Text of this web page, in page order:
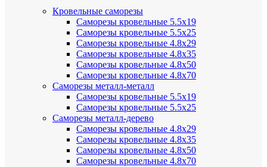
Кровельные саморезы
Саморезы кровельные 5.5х19
Саморезы кровельные 5.5х25
Саморезы кровельные 4.8х29
Саморезы кровельные 4.8х35
Саморезы кровельные 4.8х50
Саморезы кровельные 4.8х70
Саморезы металл-металл
Саморезы кровельные 5.5х19
Саморезы кровельные 5.5х25
Саморезы металл-дерево
Саморезы кровельные 4.8х29
Саморезы кровельные 4.8х35
Саморезы кровельные 4.8х50
Саморезы кровельные 4.8х70